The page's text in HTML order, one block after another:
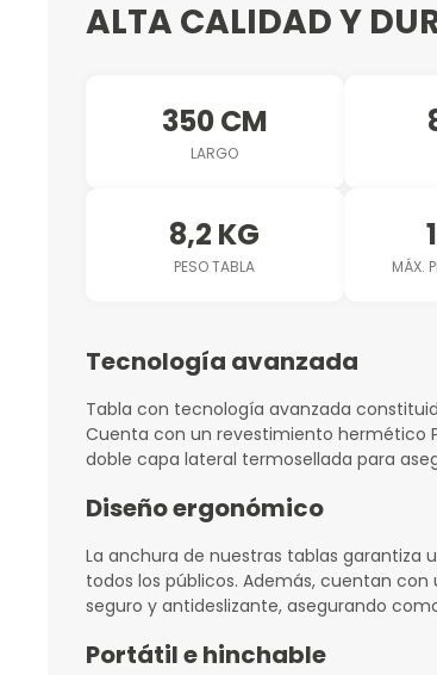
ALTA CALIDAD Y
350 CM
LARGO
8,2 KG
PESO TABLA MÁX.
Tecnología avanzada
Tabla con tecnología avanzada
Cuenta con un revestimiento hermético
doble capa lateral termosellada para
Diseño ergonómico
La anchura de nuestras tablas garantiza
todos los públicos. Además, cuentan
seguro y antideslizante, asegurando
Portátil e hinchable